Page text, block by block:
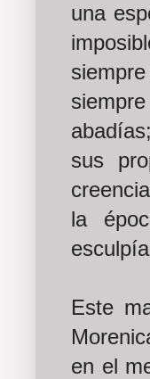
una
sus
la
Este
en el